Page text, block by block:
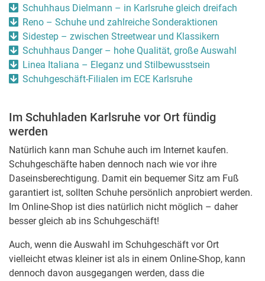
Schuhhaus Dielmann – in Karlsruhe gleich dreifach
Reno – Schuhe und zahlreiche Sonderaktionen
Sidestep – zwischen Streetwear und Klassikern
Schuhhaus Danger – hohe Qualität, große Auswahl
Linea Italiana – Eleganz und Stilbewusstsein
Schuhgeschäft-Filialen im ECE Karlsruhe
Im Schuhladen Karlsruhe vor Ort fündig
werden
Natürlich kann man Schuhe auch im Internet kaufen.
Schuhgeschäfte haben dennoch nach wie vor ihre
Daseinsberechtigung. Damit ein bequemer Sitz am Fuß
garantiert ist, sollten Schuhe persönlich anprobiert werden.
Im Online-Shop ist dies natürlich nicht möglich – daher
besser gleich ab ins Schuhgeschäft!
Auch, wenn die Auswahl im Schuhgeschäft vor Ort
vielleicht etwas kleiner ist als in einem Online-Shop, kann
dennoch davon ausgegangen werden, dass die